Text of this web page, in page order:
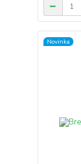
Novinka